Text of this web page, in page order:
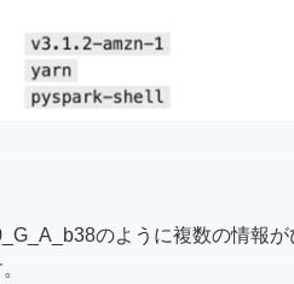
のように複数の情報